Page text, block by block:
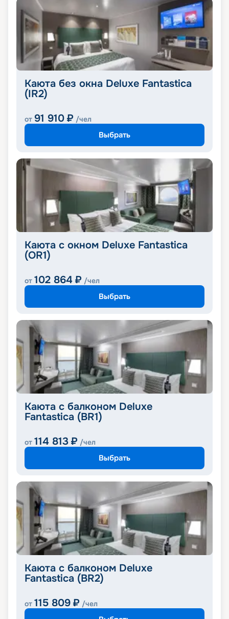
Каюта без окна Deluxe Fantastica
(IR2)
от 91 910 ₽ /чел
Выбрать
Каюта с окном Deluxe Fantastica
(OR1)
от 102 864 ₽ /чел
Выбрать
Каюта с балконом Deluxe
Fantastica (BR1)
от 114 813 ₽ /чел
Выбрать
Каюта с балконом Deluxe
Fantastica (BR2)
от 115 809 ₽ /чел